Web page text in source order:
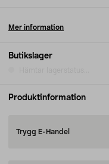
Butikslager
Mer information
Produktinformation
Trygg E-Handel